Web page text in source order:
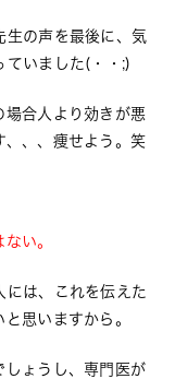
生の声を最後に、気
ていました(・・;)
場合人より効きが悪
、、、痩せよう。笑
い。
には、これを伝えた
思いますから。
しょうし、専門医が